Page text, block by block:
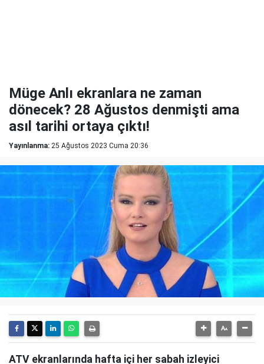
Müge Anlı ekranlara ne zaman
dönecek? 28 Ağustos denmişti ama
asıl tarihi ortaya çıktı!
Yayınlanma: 25 Ağustos 2023 Cuma 20:36
ATV ekranlarında hafta içi her sabah izleyici